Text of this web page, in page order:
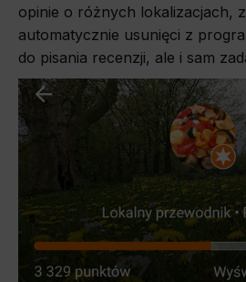
opinie o różnych lokalizacjach,
automatycznie usunięci z
do pisania recenzji, ale i sam